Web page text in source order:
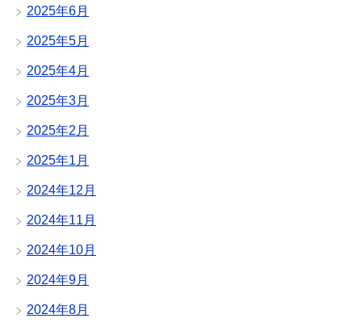
2025年6月
2025年5月
2025年4月
2025年3月
2025年2月
2025年1月
2024年12月
2024年11月
2024年10月
2024年9月
2024年8月